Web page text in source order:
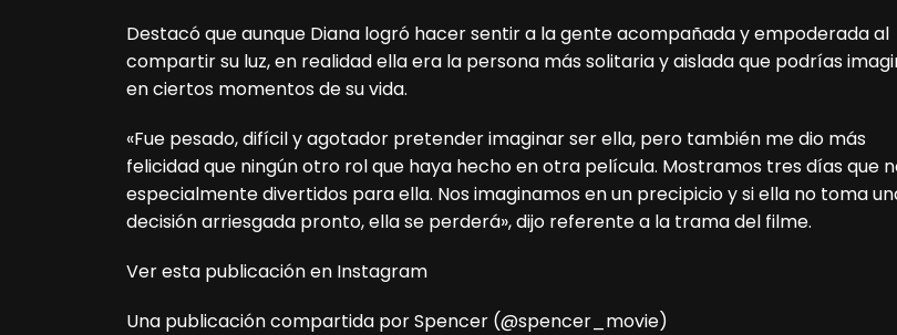
Destacó que aunque Diana logró hacer sentir a la gente acompañada y empoderada al
compartir su luz, en realidad ella era la persona más solitaria y aislada que podrías
en ciertos momentos de su vida.
«Fue pesado, difícil y agotador pretender imaginar ser ella, pero también me dio más
felicidad que ningún otro rol que haya hecho en otra película. Mostramos tres días que
especialmente divertidos para ella. Nos imaginamos en un precipicio y si ella no toma
decisión arriesgada pronto, ella se perderá», dijo referente a la trama del filme.
Ver esta publicación en Instagram
Una publicación compartida por Spencer (@spencer_movie)